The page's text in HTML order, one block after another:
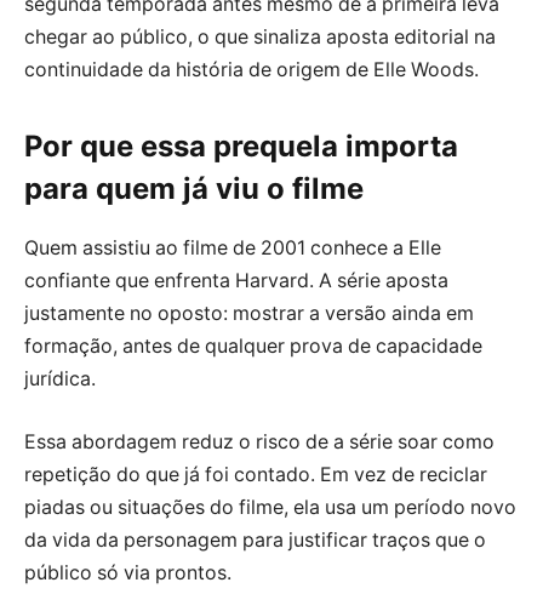
chegar ao público, o que sinaliza aposta editorial na
continuidade da história de origem de Elle Woods.
Por que essa prequela importa
para quem já viu o filme
Quem assistiu ao filme de 2001 conhece a Elle
confiante que enfrenta Harvard. A série aposta
justamente no oposto: mostrar a versão ainda em
formação, antes de qualquer prova de capacidade
jurídica.
Essa abordagem reduz o risco de a série soar como
repetição do que já foi contado. Em vez de reciclar
piadas ou situações do filme, ela usa um período novo
da vida da personagem para justificar traços que o
público só via prontos.